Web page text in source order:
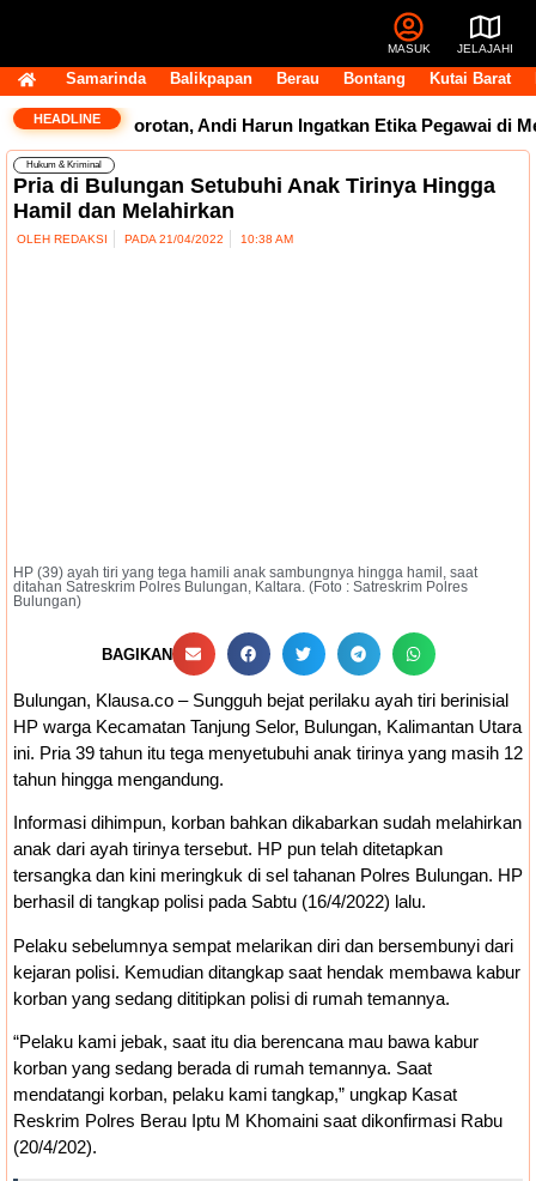
MASUK JELAJAHI
Samarinda Balikpapan Berau Bontang Kutai Barat
HEADLINE
Tuai Sorotan, Andi Harun Ingatkan Etika Pegawai di
Hukum & Kriminal
Pria di Bulungan Setubuhi Anak Tirinya Hingga
Hamil dan Melahirkan
OLEH REDAKSI PADA 21/04/2022 10:38 AM
HP (39) ayah tiri yang tega hamili anak sambungnya hingga hamil, saat
ditahan Satreskrim Polres Bulungan, Kaltara. (Foto : Satreskrim Polres
Bulungan)
BAGIKAN
Bulungan, Klausa.co – Sungguh bejat perilaku ayah tiri berinisial
HP warga Kecamatan Tanjung Selor, Bulungan, Kalimantan Utara
ini. Pria 39 tahun itu tega menyetubuhi anak tirinya yang masih 12
tahun hingga mengandung.
Informasi dihimpun, korban bahkan dikabarkan sudah melahirkan
anak dari ayah tirinya tersebut. HP pun telah ditetapkan
tersangka dan kini meringkuk di sel tahanan Polres Bulungan. HP
berhasil di tangkap polisi pada Sabtu (16/4/2022) lalu.
Pelaku sebelumnya sempat melarikan diri dan bersembunyi dari
kejaran polisi. Kemudian ditangkap saat hendak membawa kabur
korban yang sedang dititipkan polisi di rumah temannya.
“Pelaku kami jebak, saat itu dia berencana mau bawa kabur
korban yang sedang berada di rumah temannya. Saat
mendatangi korban, pelaku kami tangkap,” ungkap Kasat
Reskrim Polres Berau Iptu M Khomaini saat dikonfirmasi Rabu
(20/4/202).